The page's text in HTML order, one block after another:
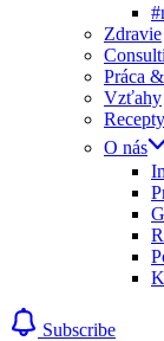
Zdravie
Práca
Vzťahy
Recepty
O nás
Subscribe